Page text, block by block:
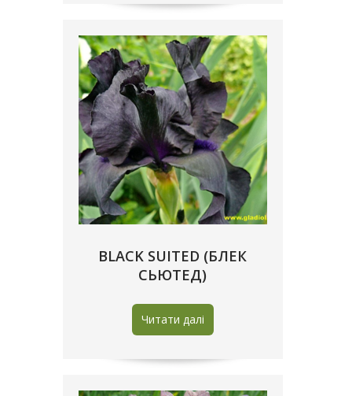
BLACK SUITED (БЛЕК
СЬЮТЕД)
Читати далі